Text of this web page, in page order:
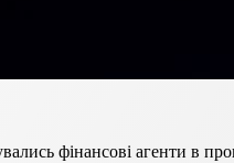
фінансові агенти в